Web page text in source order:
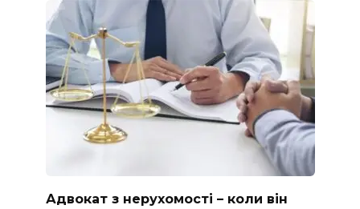
Адвокат з нерухомості – коли він